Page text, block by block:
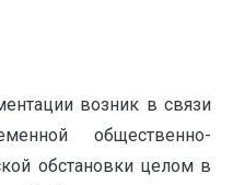
возник в связи
общественно-
обстановки целом в